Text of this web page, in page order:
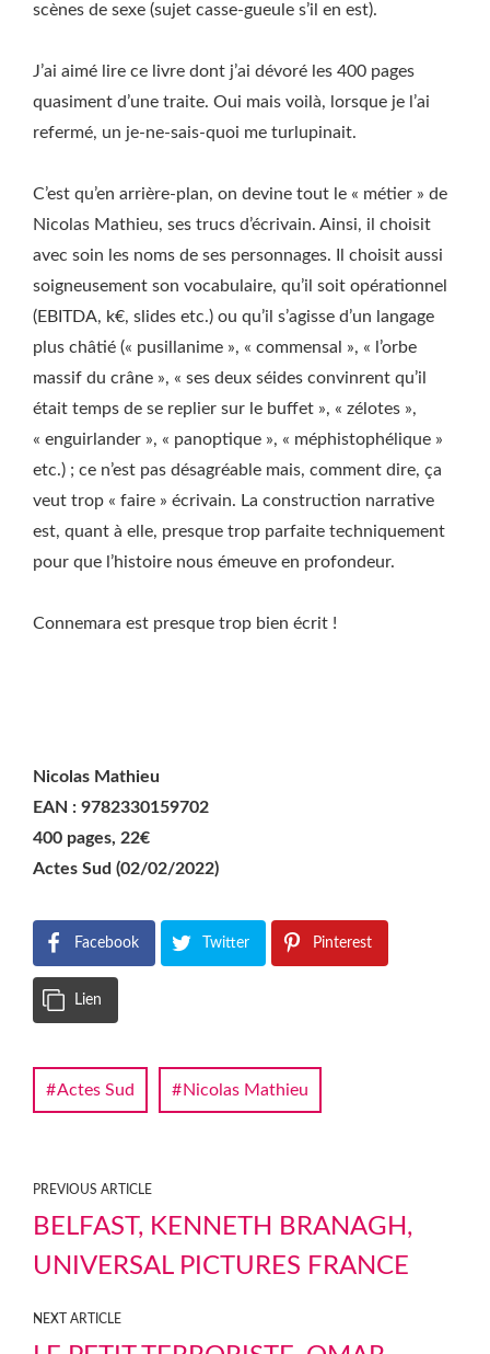
scènes de sexe (sujet casse-gueule s’il en est).
J’ai aimé lire ce livre dont j’ai dévoré les 400 pages
quasiment d’une traite. Oui mais voilà, lorsque je l’ai
refermé, un je-ne-sais-quoi me turlupinait.
C’est qu’en arrière-plan, on devine tout le « métier » de
Nicolas Mathieu, ses trucs d’écrivain. Ainsi, il choisit
avec soin les noms de ses personnages. Il choisit aussi
soigneusement son vocabulaire, qu’il soit opérationnel
(EBITDA, k€, slides etc.) ou qu’il s’agisse d’un langage
plus châtié (« pusillanime », « commensal », « l’orbe
massif du crâne », « ses deux séides convinrent qu’il
était temps de se replier sur le buffet », « zélotes »,
« enguirlander », « panoptique », « méphistophélique »
etc.) ; ce n’est pas désagréable mais, comment dire, ça
veut trop « faire » écrivain. La construction narrative
est, quant à elle, presque trop parfaite techniquement
pour que l’histoire nous émeuve en profondeur.
Connemara est presque trop bien écrit !
Nicolas Mathieu
EAN : 9782330159702
400 pages, 22€
Actes Sud (02/02/2022)
Facebook Twitter Pinterest
Lien
Actes Sud Nicolas Mathieu
PREVIOUS ARTICLE
BELFAST, KENNETH BRANAGH,
UNIVERSAL PICTURES FRANCE
NEXT ARTICLE